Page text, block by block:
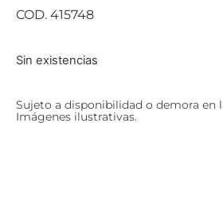
COD. 415748
Sin existencias
Sujeto a disponibilidad o demora en
Imágenes ilustrativas.